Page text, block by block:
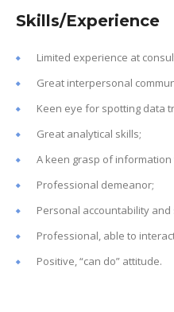
Skills/Experience
Limited experience at
Great interpersonal
Keen eye for spotting data
Great analytical skills;
A keen grasp of information
Professional demeanor;
Personal accountability and
Professional, able to
Positive, “can do” attitude.